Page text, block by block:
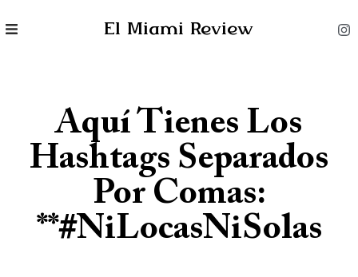
El Miami Review
Aquí Tienes Los
Hashtags Separados
Por Comas:
**#NiLocasNiSolas